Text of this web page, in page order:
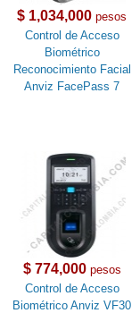
$ 1,034,000 pesos
Control de Acceso
Biométrico
Reconocimiento Facial
Anviz FacePass 7
$ 774,000pesos
Control de Acceso
Biométrico Anviz VF30